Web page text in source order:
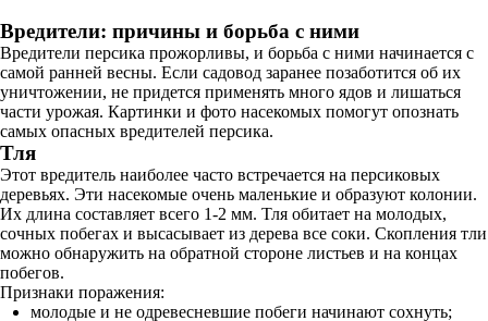
Вредители: причины и борьба с ними
Вредители персика прожорливы, и борьба с ними начинается с
самой ранней весны. Если садовод заранее позаботится об их
уничтожении, не придется применять много ядов и лишаться
части урожая. Картинки и фото насекомых помогут опознать
самых опасных вредителей персика.
Тля
Этот вредитель наиболее часто встречается на персиковых
деревьях. Эти насекомые очень маленькие и образуют колонии.
Их длина составляет всего 1-2 мм. Тля обитает на молодых,
сочных побегах и высасывает из дерева все соки. Скопления тли
можно обнаружить на обратной стороне листьев и на концах
побегов.
Признаки поражения:
молодые и не одревесневшие побеги начинают сохнуть;